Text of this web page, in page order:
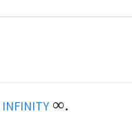
INFINITY ∞.